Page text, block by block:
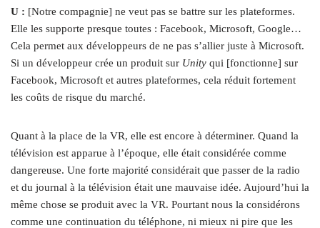
U : [Notre compagnie] ne veut pas se battre sur les plateformes.
Elle les supporte presque toutes : Facebook, Microsoft, Google…
Cela permet aux développeurs de ne pas s’allier juste à Microsoft.
Si un développeur crée un produit sur Unity qui [fonctionne] sur
Facebook, Microsoft et autres plateformes, cela réduit fortement
les coûts de risque du marché.
Quant à la place de la VR, elle est encore à déterminer. Quand la
télévision est apparue à l’époque, elle était considérée comme
dangereuse. Une forte majorité considérait que passer de la radio
et du journal à la télévision était une mauvaise idée. Aujourd’hui la
même chose se produit avec la VR. Pourtant nous la considérons
comme une continuation du téléphone, ni mieux ni pire que les